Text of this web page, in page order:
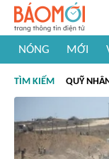
NÓNG MỚI
#Khám phá thế giới
TÌM KIẾM QUỸ